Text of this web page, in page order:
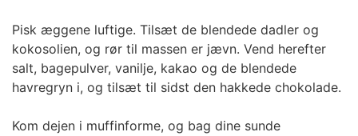
Pisk æggene luftige. Tilsæt de blendede dadler og
kokosolien, og rør til massen er jævn. Vend herefter
salt, bagepulver, vanilje, kakao og de blendede
havregryn i, og tilsæt til sidst den hakkede chokolade.
Kom dejen i muffinforme, og bag dine sunde